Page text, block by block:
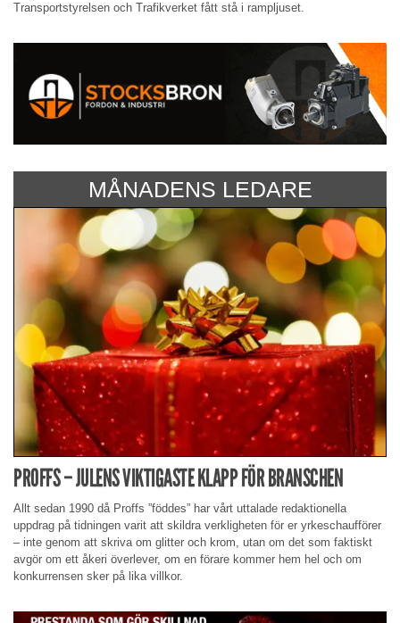
Transportstyr­elsen och Trafik­verket fått stå i rampljuset.
MÅNADENS LEDARE
PROFFS – JULENS VIKTIGASTE KLAPP FÖR BRANSCHEN
Allt sedan 1990 då Proffs ”föddes” har vårt uttalade redaktionella
uppdrag på tidningen varit att skildra verkligheten för er yrkeschaufförer
– inte genom att skriva om glitter och krom, utan om det som faktiskt
avgör om ett åkeri överlever, om en förare kommer hem hel och om
konkurrensen sker på lika villkor.